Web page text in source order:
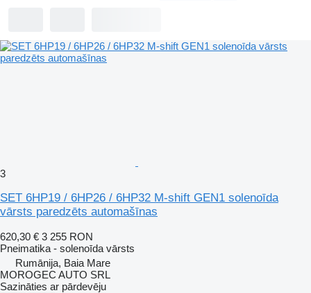
3
SET 6HP19 / 6HP26 / 6HP32 M-shift GEN1 solenoīda
vārsts paredzēts automašīnas
620,30 € 3 255 RON
Pneimatika - solenoīda vārsts
Rumānija, Baia Mare
MOROGEC AUTO SRL
Sazināties ar pārdevēju